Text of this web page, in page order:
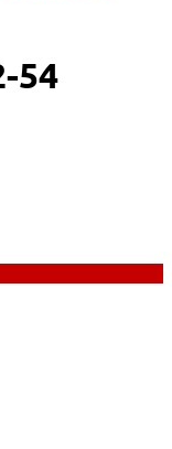
54